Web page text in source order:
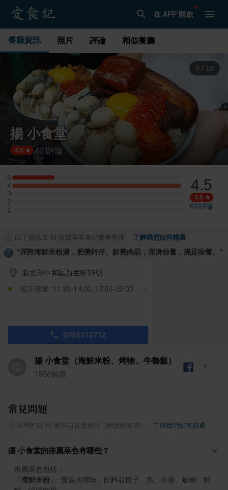
在 APP 開啟
餐廳資訊 照片 評論 相似餐廳
8 / 10
揚 小食堂
4.5 ·6則評論
5
5 星：1 則評論
4
4 星：4 則評論
3
3 星：0 則評論
2
2 星：0 則評論
1
1 星：0 則評論
4.5
4.5
6則評論
以下資訊由 AI 從部落客食記彙整整理 了解我們如何精選
“浮誇海鮮米粉湯，肥美蚵仔、鮮美肉品，澎湃份量，滿足味蕾。 ”
新北市中和區新生街19號
現正營業: 11:30-14:00, 17:00-20:00
0966110712
揚 小食堂（海鮮米粉、烤物、牛魯飯）
1856個讚
常見問題
本問答由 AI 整理自真實食記（附資料來源） 了解我們如何精選
揚 小食堂的推薦菜色有哪些？
海鮮米粉
: 豐富的海味，配料有蝦子、魚、小卷、蛤蜊、鮮